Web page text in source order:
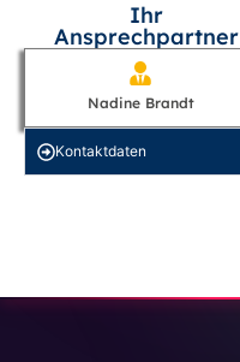
Ihr
Ansprechpartner
Nadine Brandt
Kontakt­daten